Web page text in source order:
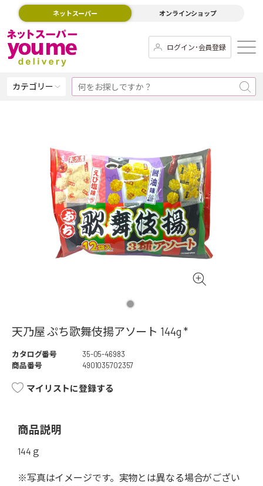
ネットスーパー オンラインショップ
ログイン･会員登録
カテゴリー
天乃屋 ぷち歌舞伎揚アソート 144g *
カタログ番号
35-05-46983
商品番号
4901035702357
マイリストに登録する
商品説明
144ｇ
※写真はイメージです。実物とは異なる場合がござい